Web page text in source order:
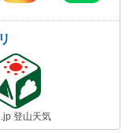
登山天気